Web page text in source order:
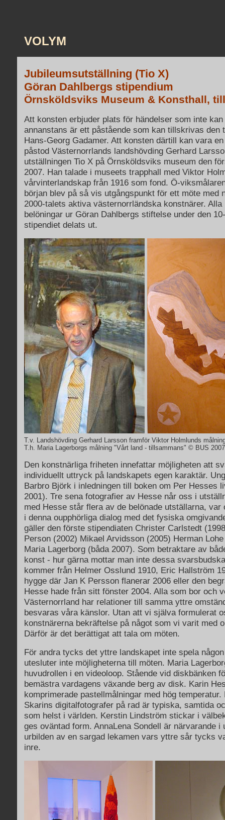
VOLYM
Jubileumsutställning (Tio X)
Göran Dahlbergs stipendium
Örnsköldsviks Museum & Konsthall,
Att konsten erbjuder plats för händelser som inte
annanstans är ett påstående som kan tillskrivas den
Hans-Georg Gadamer. Att konsten därtill kan vara
påstod Västernorrlands landshövding Gerhard
utställningen Tio X på Örnsköldsviks museum den
2007. Han talade i museets trapphall med Viktor
vårvinterlandskap från 1916 som fond. Ö-
början blev på så vis utgångspunkt för ett möte med
2000-talets aktiva västernorrländska konstnärer. Alla
belöningar ur Göran Dahlbergs stiftelse under den
stipendiet delats ut.
T.v. Landshövding Gerhard Larsson framför Viktor Holmlunds
T.h. Maria Lagerborgs målning "Vårt land - tillsammans" © BUS
Den konstnärliga friheten innefattar möjligheten att
individuellt uttryck på landskapets egen karaktär.
Barbro Björk i inledningen till boken om Per Hesses
2001). Tre sena fotografier av Hesse når oss i
med Hesse står flera av de belönade utställarna,
i denna oupphörliga dialog med det fysiska
gäller den förste stipendiaten Christer Carlstedt
Person (2002) Mikael Arvidsson (2005) Herman
Maria Lagerborg (båda 2007). Som betraktare av
konst - hur gärna mottar man inte dessa
kommer från Helmer Osslund 1910, Eric Hallström
hygge där Jan K Persson flanerar 2006 eller den
Hesse hade från sitt fönster 2004. Alla som bor och
Västernorrland har relationer till samma yttre
besvaras våra känslor. Utan att vi själva formulerat
konstnärerna bekräftelse på något som vi varit med
Därför är det berättigat att tala om möten.
För andra tycks det yttre landskapet inte spela
utesluter inte möjligheterna till möten. Maria
huvudrollen i en videoloop. Stående vid diskbänken
bemästra vardagens växande berg av disk. Karin
komprimerade pastellmålningar med hög temperatur.
Skarins digitalfotografer på rad är typiska, samtida
som helst i världen. Kerstin Lindström stickar i
ges oväntad form. AnnaLena Sondell är närvarande i
urbilden av en sargad lekamen vars yttre sår tycks
inre.